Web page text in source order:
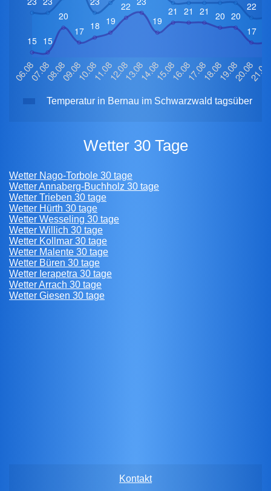
Temperatur in Bernau im Schwarzwald tagsüber
Wetter 30 Tage
Wetter Nago-Torbole 30 tage
Wetter Annaberg-Buchholz 30 tage
Wetter Trieben 30 tage
Wetter Hürth 30 tage
Wetter Wesseling 30 tage
Wetter Willich 30 tage
Wetter Kollmar 30 tage
Wetter Malente 30 tage
Wetter Büren 30 tage
Wetter Ierapetra 30 tage
Wetter Arrach 30 tage
Wetter Giesen 30 tage
Kontakt